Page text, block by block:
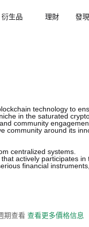
衍生品 理財 發現
technology to
in the saturated
community
community around its
centralized systems.
actively participates in
financial
期查看 查看更多價格信息